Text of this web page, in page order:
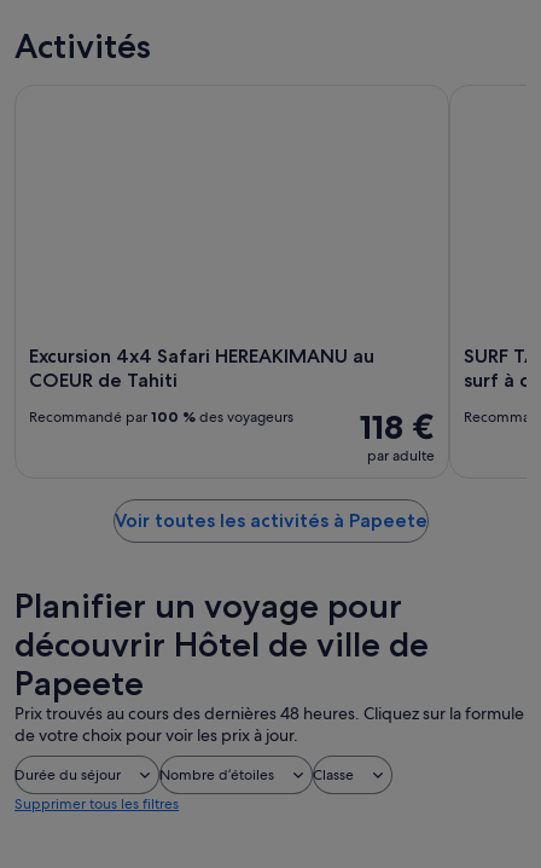
Activités
Excursion 4x4 Safari HEREAKIMANU au
COEUR de Tahiti
118 €
par adulte
Recommandé par 100 % des voyageurs
SURF
surf à
Voir toutes les activités à Papeete
Planifier un voyage pour
découvrir Hôtel de ville de
Papeete
Prix trouvés au cours des dernières 48 heures. Cliquez sur la formule
de votre choix pour voir les prix à jour.
Durée du séjour Nombre d’étoiles
Classe
Supprimer tous les filtres